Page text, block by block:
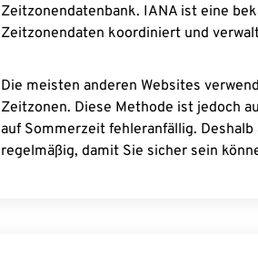
Zeitzonendatenbank. IANA ist eine
Zeitzonendaten koordiniert und
Die meisten anderen Websites
Zeitzonen. Diese Methode ist jedoch
auf Sommerzeit fehleranfällig.
regelmäßig, damit Sie sicher sein